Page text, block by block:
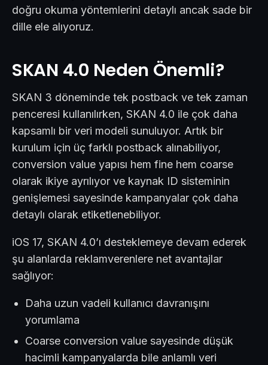
doğru okuma yöntemlerini detaylı ancak sade bir
dille ele alıyoruz.
SKAN 4.0 Neden Önemli?
SKAN 3 döneminde tek postback ve tek zaman
penceresi kullanılırken, SKAN 4.0 ile çok daha
kapsamlı bir veri modeli sunuluyor. Artık bir
kurulum için üç farklı postback alınabiliyor,
conversion value yapısı hem fine hem coarse
olarak ikiye ayrılıyor ve kaynak ID sisteminin
genişlemesi sayesinde kampanyalar çok daha
detaylı olarak etiketlenebiliyor.
iOS 17, SKAN 4.0’ı desteklemeye devam ederek
şu alanlarda reklamverenlere net avantajlar
sağlıyor:
Daha uzun vadeli kullanıcı davranışını
yorumlama
Coarse conversion value sayesinde düşük
hacimli kampanyalarda bile anlamlı veri